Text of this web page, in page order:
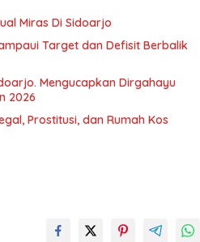
Miras Di Sidoarjo
Target dan Defisit Berbalik
Mengucapkan Dirgahayu
2026
Prostitusi, dan Rumah Kos